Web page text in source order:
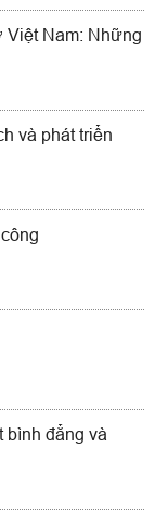
Việt Nam: Những
và phát triển
bình đẳng và